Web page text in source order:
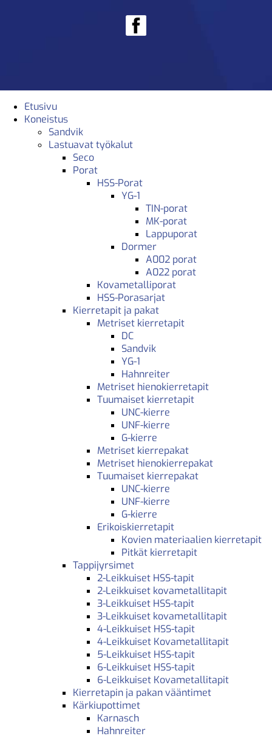
Etusivu
Koneistus
Sandvik
Lastuavat työkalut
Seco
Porat
HSS-Porat
YG-1
TIN-porat
MK-porat
Lappuporat
Dormer
A002 porat
A022 porat
Kovametalliporat
HSS-Porasarjat
Kierretapit ja pakat
Metriset kierretapit
DC
Sandvik
YG-1
Hahnreiter
Metriset hienokierretapit
Tuumaiset kierretapit
UNC-kierre
UNF-kierre
G-kierre
Metriset kierrepakat
Metriset hienokierrepakat
Tuumaiset kierrepakat
UNC-kierre
UNF-kierre
G-kierre
Erikoiskierretapit
Kovien materiaalien kierretapit
Pitkät kierretapit
Tappijyrsimet
2-Leikkuiset HSS-tapit
2-Leikkuiset kovametallitapit
3-Leikkuiset HSS-tapit
3-Leikkuiset kovametallitapit
4-Leikkuiset HSS-tapit
4-Leikkuiset Kovametallitapit
5-Leikkuiset HSS-tapit
6-Leikkuiset HSS-tapit
6-Leikkuiset Kovametallitapit
Kierretapin ja pakan vääntimet
Kärkiupottimet
Karnasch
Hahnreiter